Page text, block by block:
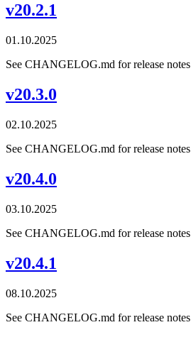
v20.2.1
01.10.2025
See CHANGELOG.md for release notes
v20.3.0
02.10.2025
See CHANGELOG.md for release notes
v20.4.0
03.10.2025
See CHANGELOG.md for release notes
v20.4.1
08.10.2025
See CHANGELOG.md for release notes